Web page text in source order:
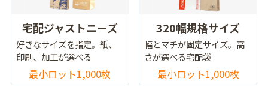
宅配ジャストニーズ
好きなサイズを指定。紙、
印刷、加工が選べる
最小ロット1,000枚
320幅規格サイズ
幅とマチが固定サイズ。高
さが選べる宅配袋
最小ロット1,000枚